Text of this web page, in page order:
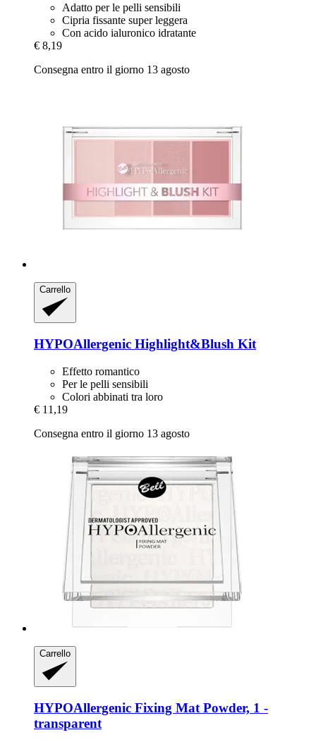
Adatto per le pelli sensibili
Cipria fissante super leggera
Con acido ialuronico idratante
€ 8,19
Consegna entro il giorno 13 agosto
Carrello
HYPOAllergenic Highlight&Blush Kit
Effetto romantico
Per le pelli sensibili
Colori abbinati tra loro
€ 11,19
Consegna entro il giorno 13 agosto
Carrello
HYPOAllergenic Fixing Mat Powder, 1 -​
transparent